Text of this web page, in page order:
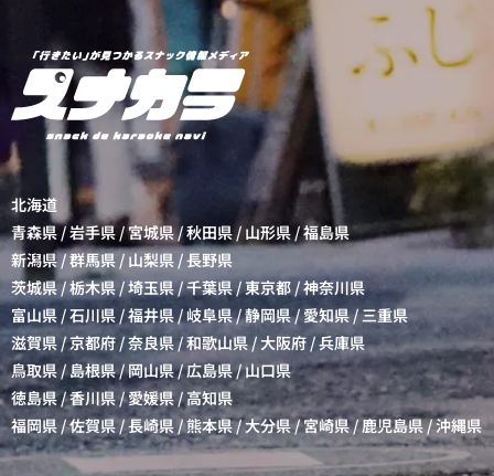
北海道
青森県/岩手県/宮城県/秋田県 / 山形県/福島県
新潟県/群馬県 / 山梨県 /長野県
茨城県 /栃木県/埼玉県/千葉県/東京都 /神奈川県
富山県 /石川県 /福井県/岐阜県/静岡県/愛知県/三重県
滋賀県/京都府/奈良県 /和歌山県/大阪府 /兵庫県
鳥取県 / 島根県/岡山県/広島県/山口県
徳島県/香川県/愛媛県 /高知県
福岡県 /佐賀県 /長崎県/熊本県/大分県/宮崎県/鹿児島県/沖縄県